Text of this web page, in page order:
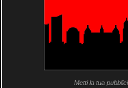
Metti la tua